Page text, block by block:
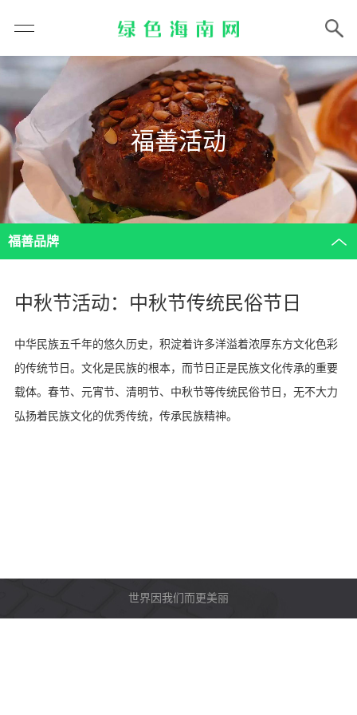
福善活动
福善品牌
中秋节活动：中秋节传统民俗节日
中华民族五千年的悠久历史，积淀着许多洋溢着浓厚东方文化色彩
的传统节日。文化是民族的根本，而节日正是民族文化传承的重要
载体。春节、元宵节、清明节、中秋节等传统民俗节日，无不大力
弘扬着民族文化的优秀传统，传承民族精神。
世界因我们而更美丽